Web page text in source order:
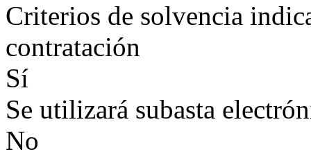
Criterios de solvencia
contratación
Sí
Se utilizará subasta
No